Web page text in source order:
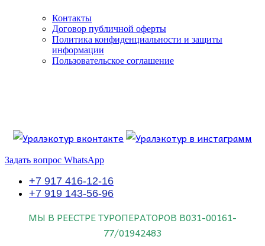
Контакты
Договор публичной оферты
Политика конфиденциальности и защиты
информации
Пользовательское соглашение
Знайте об этом.
Задать вопрос WhatsApp
+7 917 416-12-16
+7 919 143-56-96
МЫ В РЕЕСТРЕ ТУРОПЕРАТОРОВ В031-00161-
77/01942483